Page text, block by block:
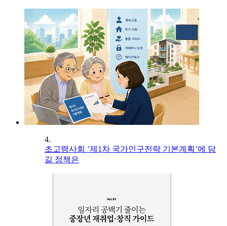
4.
초고령사회 ‘제1차 국가인구전략 기본계획’에 담
길 정책은